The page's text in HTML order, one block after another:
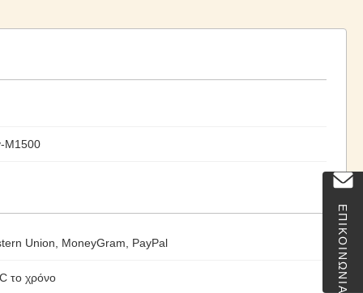
ΕΠΙΚΟΙΝΩΝΙΑ
M1500
Union, MoneyGram, PayPal
το χρόνο